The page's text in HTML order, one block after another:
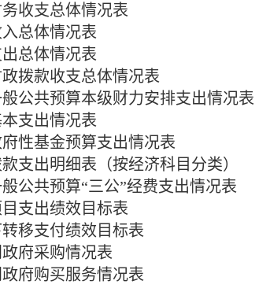
收支总体情况表
总体情况表
总体情况表
拨款收支总体情况表
公共预算本级财力安排支出情况表
支出情况表
性基金预算支出情况表
支出明细表（按经济科目分类）
公共预算“三公”经费支出情况表
支出绩效目标表
移支付绩效目标表
府采购情况表
府购买服务情况表